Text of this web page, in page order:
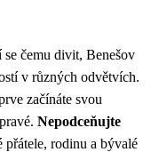
čemu divit, Benešov
v různých odvětvích.
začínáte svou
Nepodceňujte
přátele, rodinu a bývalé